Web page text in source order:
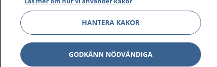
1177–tryggt om din hälsa och vård
På 1177.se får du råd om hälsa och information om
sjukdomar och vilka mottagningar du kan kontakta.
Logga in för att läsa din journal och göra dina
HANTERA KAKOR
GODKÄNN NÖDVÄNDIGA